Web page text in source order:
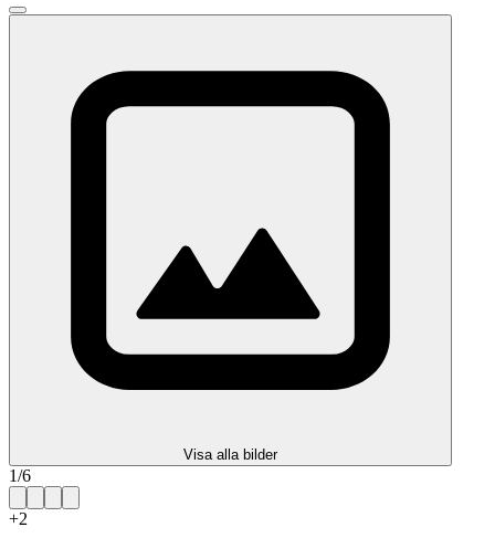
Visa alla bilder
1/6
+2